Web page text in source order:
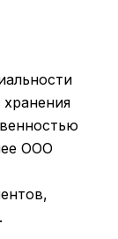
ООО